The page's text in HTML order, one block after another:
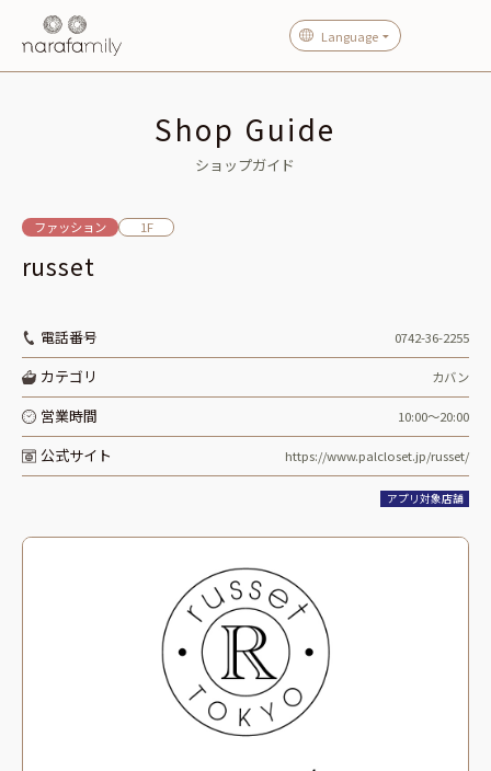
Language
Shop Guide
ショップガイド
ファッション 1F
russet
電話番号 0742-36-2255
カテゴリ カバン
営業時間 10:00〜20:00
公式サイト https://www.palcloset.jp/russet/
アプリ対象店舗